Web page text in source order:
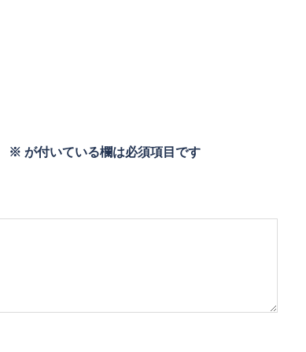
※ が付いている欄は必須項目です